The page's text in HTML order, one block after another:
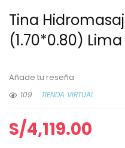
Tina
(1.70*0.80) Lima
Añade tu reseña
109
TIENDA VIRTUAL
S/4,119.00